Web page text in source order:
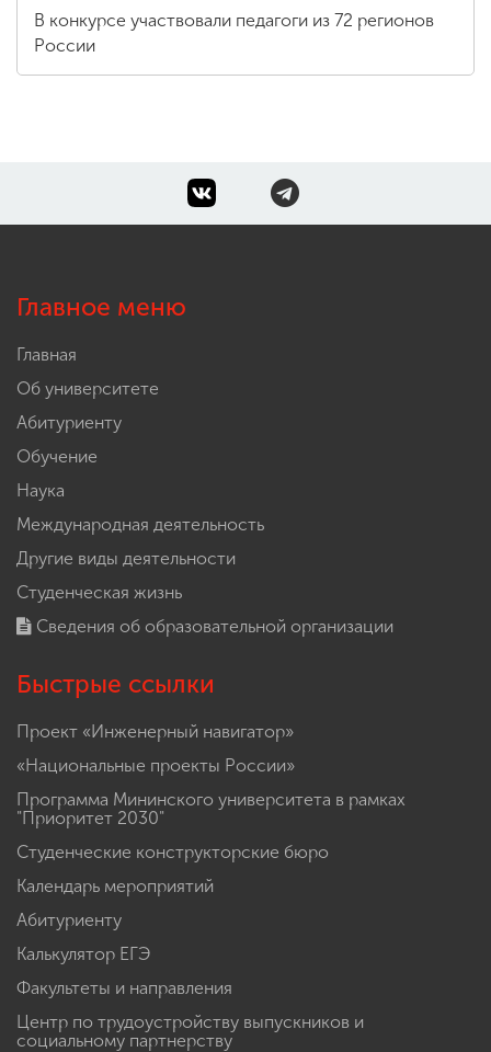
В конкурсе участвовали педагоги из 72 регионов
России
Главное меню
Главная
Об университете
Абитуриенту
Обучение
Наука
Международная деятельность
Другие виды деятельности
Студенческая жизнь
Сведения об образовательной организации
Быстрые ссылки
Проект «Инженерный навигатор»
«Национальные проекты России»
Программа Мининского университета в рамках
"Приоритет 2030"
Студенческие конструкторские бюро
Календарь мероприятий
Абитуриенту
Калькулятор ЕГЭ
Факультеты и направления
Центр по трудоустройству выпускников и
социальному партнерству